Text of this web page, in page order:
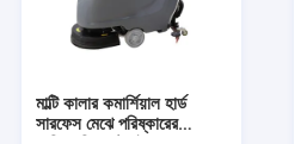
মাল্টি কালার কমার্শিয়াল হার্ড
সারফেস মেঝে পরিষ্কারের